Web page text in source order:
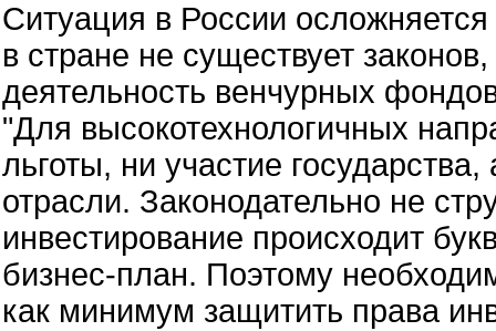
Ситуация в России
в стране не существует
деятельность венчурных
"Для высокотехнологичных
льготы, ни участие
отрасли. Законодательно не
инвестирование происходит
бизнес-план. Поэтому
как минимум защитить права